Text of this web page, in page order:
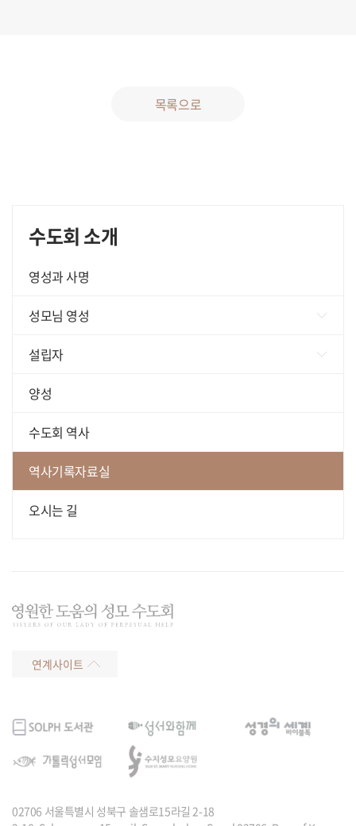
목록으로
수도회 소개
영성과 사명
성모님 영성
영원한 도움의 성모님
설립자
설립자 어록, 말씀, ...
양성
수도회 역사
역사기록자료실
오시는 길
연계사이트
02706 서울특별시 성북구 솔샘로15라길 2-18